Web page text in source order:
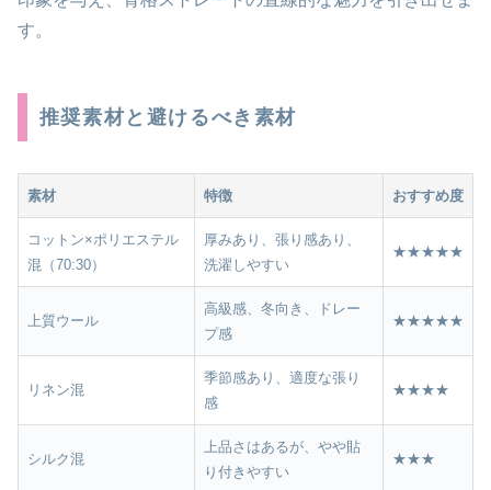
す。
推奨素材と避けるべき素材
素材 特徴 おすすめ度
コットン×ポリエステル
混（70:30）
厚みあり、張り感あり、
洗濯しやすい
★★★★★
上質ウール
高級感、冬向き、ドレー
プ感
★★★★★
リネン混
季節感あり、適度な張り
感
★★★★
シルク混
上品さはあるが、やや貼
り付きやすい
★★★